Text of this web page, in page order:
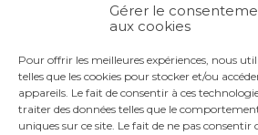
Gérer le
aux cookies
Pour offrir les meilleures expériences, nous
telles que les cookies pour stocker et/ou
appareils. Le fait de consentir à ces
traiter des données telles que le
uniques sur ce site. Le fait de ne pas consentir
Encadrement des loyers : une
COMMENTAIRES RÉCENTS